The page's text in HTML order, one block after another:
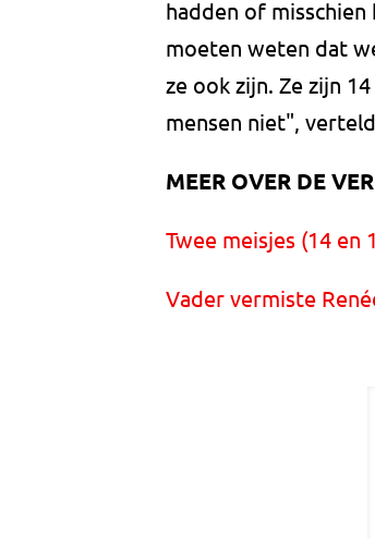
hadden of
moeten weten dat
ze ook zijn. Ze zijn
mensen niet",
MEER OVER DE
Twee meisjes (14
Vader vermiste